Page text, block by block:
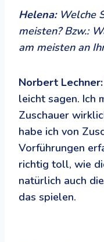
Helena:Welche
meisten? Bzw.:
am meisten an
Norbert Lechner:
leicht sagen. Ich
Zuschauer
habe ich von
Vorführungen
richtig toll, wie
natürlich auch
das spielen.